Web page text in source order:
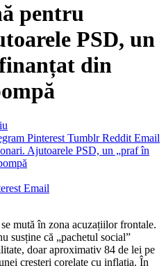
pentru
PSD, un
din
Pinterest Tumblr Reddit Email
Email
mută în zona acuzațiilor frontale.
susține că „pachetul social”
doar aproximativ 84 de lei pe
creșteri corelate cu inflația. În